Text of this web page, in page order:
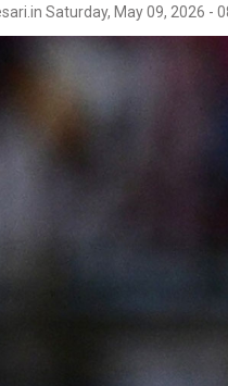
Saturday, May 09, 2026 -